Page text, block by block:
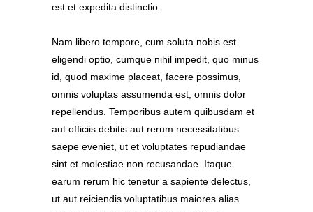
est et expedita distinctio.
Nam libero tempore, cum soluta nobis est
eligendi optio, cumque nihil impedit, quo minus
id, quod maxime placeat, facere possimus,
omnis voluptas assumenda est, omnis dolor
repellendus. Temporibus autem quibusdam et
aut officiis debitis aut rerum necessitatibus
saepe eveniet, ut et voluptates repudiandae
sint et molestiae non recusandae. Itaque
earum rerum hic tenetur a sapiente delectus,
ut aut reiciendis voluptatibus maiores alias